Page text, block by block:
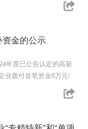
金的公示
年度已公告认定的高新
业拨付首笔资金5万元/